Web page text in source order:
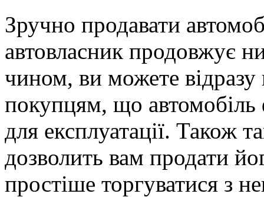
Зручно продавати
автовласник продовжує
чином, ви можете відразу
покупцям, що автомобіль
для експлуатації. Також
дозволить вам продати
простіше торгуватися з